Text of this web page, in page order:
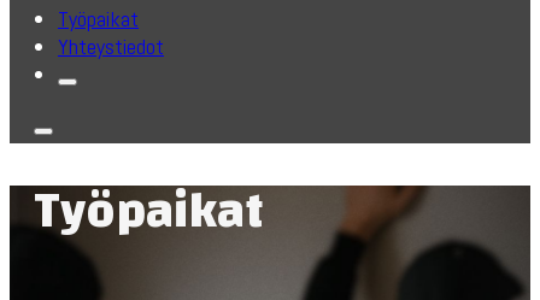
Työpaikat
Yhteystiedot
Työpaikat